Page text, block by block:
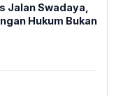
Jalan Swadaya,
Hukum Bukan